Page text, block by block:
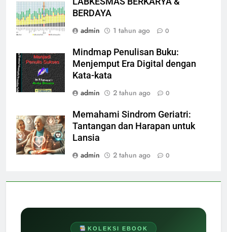
KOLEKSI EBOOK
BERDAYA
admin
1 tahun ago 0
Mindmap Penulisan Buku:
Menjemput Era Digital dengan
Kata-kata
admin
2 tahun ago 0
Memahami Sindrom Geriatri:
Tantangan dan Harapan untuk
Lansia
admin
2 tahun ago 0